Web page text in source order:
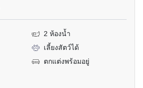
2 ห้องน้ำ
เลี้ยงสัตว์ได้
ตกแต่งพร้อมอยู่